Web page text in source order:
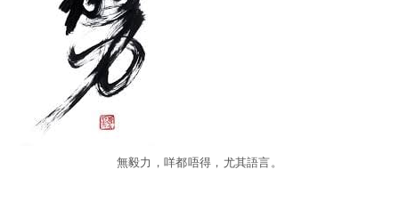
無毅力，咩都唔得，尤其語言。